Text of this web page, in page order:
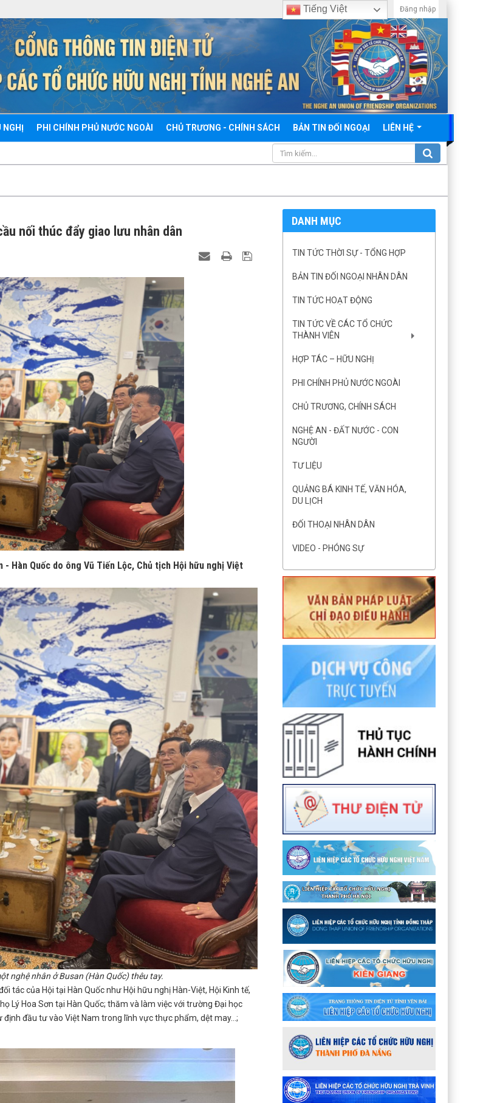
NGHỊ PHI CHÍNH PHỦ NƯỚC NGOÀI CHỦ TRƯƠNG - CHÍNH SÁCH BẢN TIN ĐỐI NGOẠI LIÊN HỆ
Đăng nhập
Tiếng Việt
nối thúc đẩy giao lưu nhân dân
Hàn Quốc do ông Vũ Tiến Lộc, Chủ tịch Hội hữu nghị Việt
nghệ nhân ở Busan (Hàn Quốc) thêu tay.
tác của Hội tại Hàn Quốc như Hội hữu nghị Hàn-Việt, Hội Kinh tế,
Lý Hoa Sơn tại Hàn Quốc; thăm và làm việc với trường Đại học
đầu tư vào Việt Nam trong lĩnh vực thực phẩm, dệt may…;
DANH MỤC
TIN TỨC THỜI SỰ - TỔNG HỢP
BẢN TIN ĐỐI NGOẠI NHÂN DÂN
TIN TỨC HOẠT ĐỘNG
TIN TỨC VỀ CÁC TỔ CHỨC
THÀNH VIÊN
HỢP TÁC – HỮU NGHỊ
PHI CHÍNH PHỦ NƯỚC NGOÀI
CHỦ TRƯƠNG, CHÍNH SÁCH
NGHỆ AN - ĐẤT NƯỚC - CON
NGƯỜI
TƯ LIỆU
QUẢNG BÁ KINH TẾ, VĂN HÓA,
DU LỊCH
ĐỐI THOẠI NHÂN DÂN
VIDEO - PHÓNG SỰ